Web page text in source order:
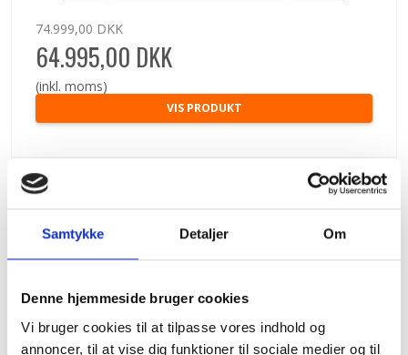
Samtykke Detaljer Om
Denne hjemmeside bruger cookies
Vi bruger cookies til at tilpasse vores indhold og
annoncer, til at vise dig funktioner til sociale medier og til
74.999,00 DKK
64.995,00 DKK
(inkl. moms)
VIS PRODUKT
TILBUD